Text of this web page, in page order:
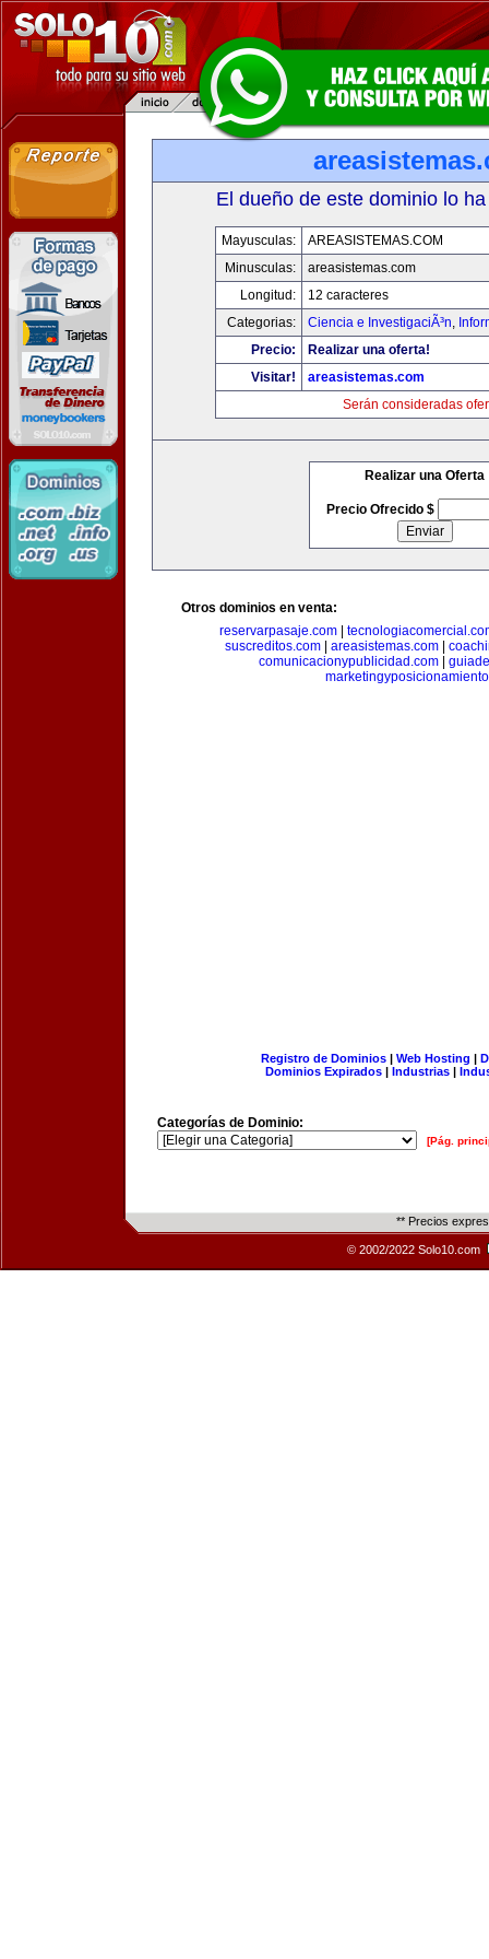
El dueño de este dominio lo
Mayusculas:
AREASISTEMAS.COM
Minusculas:
areasistemas.com
Longitud:
12 caracteres
Categorias:
Ciencia e InvestigaciÃ³n,
Precio:
Realizar una oferta!
Visitar!
areasistemas.com
Serán consideradas
Realizar una Oferta
Precio Ofrecido $
Otros dominios en venta:
reservarpasaje.com
suscreditos.com
areasistemas.com
comunicacionypublicidad.com
Registro de Dominios| Web Hosting |
Dominios Expirados | Industrias |
Categorías de Dominio:
[Pág.
** Precios
© 2002/2022 Solo10.com